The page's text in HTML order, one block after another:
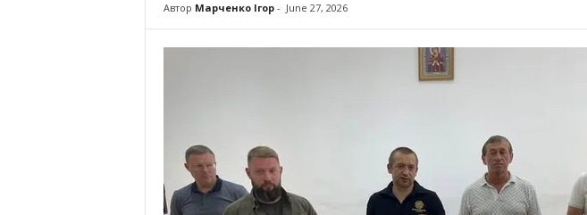
Автор Марченко Ігор- June 27, 2026